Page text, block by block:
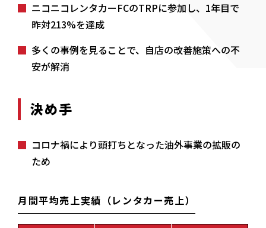
ニコニコレンタカーFCのTRPに参加し、1年目で
昨対213%を達成
多くの事例を見ることで、自店の改善施策への不
安が解消
決め手
コロナ禍により頭打ちとなった油外事業の拡販の
ため
月間平均売上実績（レンタカー売上）